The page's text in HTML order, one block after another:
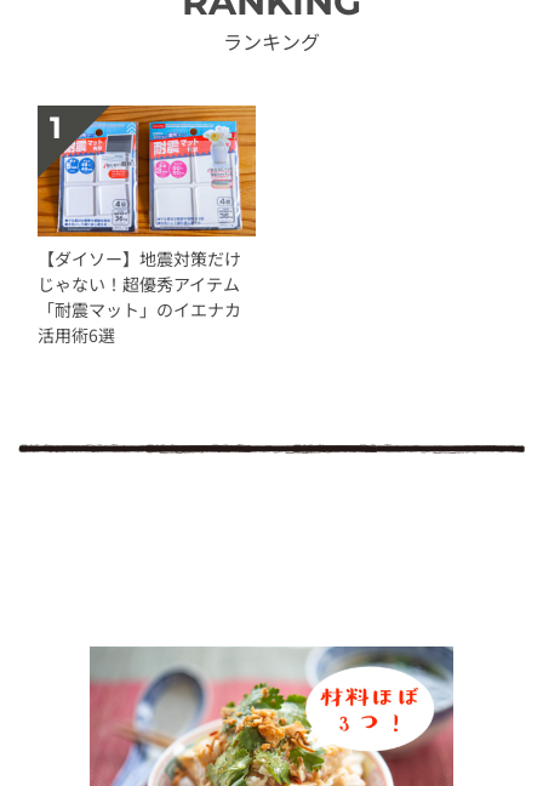
ランキング
【ダイソー】地震対策だけ
じゃない！超優秀アイテム
「耐震マット」のイエナカ
活用術6選